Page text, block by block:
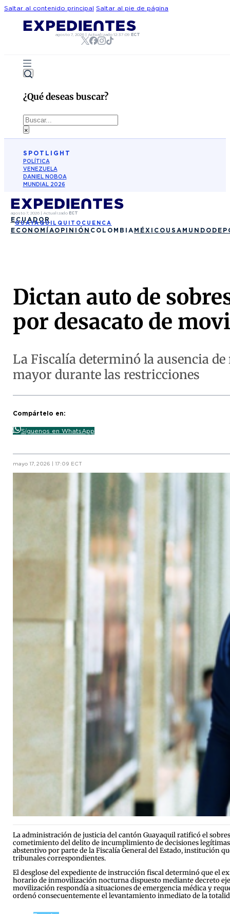
Saltar al contenido principal Saltar al pie de página
agosto 7, 2026| Actualizado 12:37:09 ECT
¿Qué deseas buscar?
Buscar
×
SPOTLIGHT
POLÍTICA
VENEZUELA
DANIEL NOBOA
MUNDIAL 2026
agosto 7, 2026| Actualizado ECT
ECUADOR
GUAYAQUIL QUITO CUENCA
ECONOMÍAOPINIÓN COLOMBIA MÉXICO USA MUNDO
Dictan auto de
por desacato de
La Fiscalía determinó la ausencia
mayor durante las restricciones
Compártelo en:
Síguenos en WhatsApp
mayo 17, 2026 | 17:09 ECT
La administración de justicia del cantón Guayaquil ratificó el
cometimiento del delito de incumplimiento de decisiones
abstentivo por parte de la Fiscalía General del Estado, institución
tribunales correspondientes.
El desglose del expediente de instrucción fiscal determinó que el
horario de inmovilización nocturna dispuesto mediante decreto
movilización respondía a situaciones de emergencia médica y
ordenó consecuentemente el levantamiento inmediato de la